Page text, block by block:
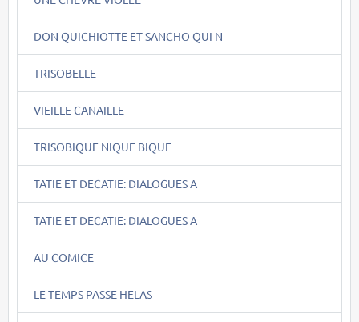
DON QUICHIOTTE ET SANCHO QUI N
TRISOBELLE
VIEILLE CANAILLE
TRISOBIQUE NIQUE BIQUE
TATIE ET DECATIE: DIALOGUES A
TATIE ET DECATIE: DIALOGUES A
AU COMICE
LE TEMPS PASSE HELAS